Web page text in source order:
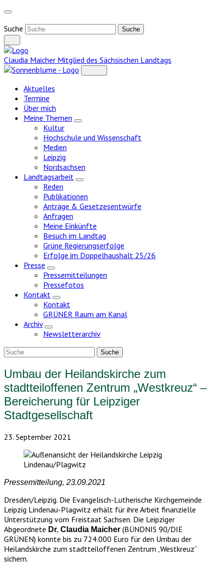
Weiter
Inhalt
Suche
Claudia Maicher Mitglied des Sächsischen Landtags
Aktuelles
Termine
Über mich
Meine Themen
Zeige
Kultur
Hochschule und Wissenschaft
Medien
Leipzig
Nordsachsen
Landtagsarbeit
Zeige
Reden
Publikationen
Anträge & Gesetzesentwürfe
Anfragen
Meine Einkünfte
Besuch im Landtag
Grüne Regierungserfolge
Erfolge im Doppelhaushalt 25/26
Presse
Zeige
Untermenü
Pressemitteilungen
Pressefotos
Kontakt
Zeige
Untermenü
Kontakt
GRÜNER Raum am Kanal
Archiv
Zeige
Untermenü
Newsletterarchiv
Umbau der Heilandskirche zum
stadtteiloffenen Zentrum „Westkreuz“ –
Bereicherung für Leipziger
Stadtgesellschaft
23. September 2021
Pressemitteilung, 23.09.2021
Dresden/Leipzig. Die Evangelisch-Lutherische Kirchgemeinde
Leipzig Lindenau-Plagwitz erhält für ihre Arbeit finanzielle
Unterstützung vom Freistaat Sachsen. Die Leipziger
Abgeordnete Dr. Claudia Maicher (BÜNDNIS 90/DIE
GRÜNEN) konnte bis zu 724.000 Euro für den Umbau der
Heilandskirche zum stadtteiloffenen Zentrum „Westkreuz“
sichern.